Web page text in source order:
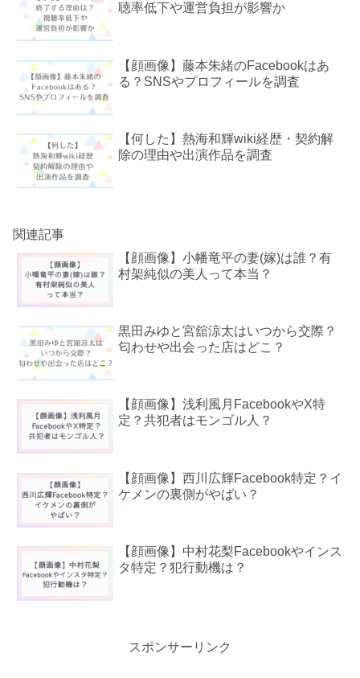
聴率低下や運営負担が影響か
【顔画像】藤本朱緒のFacebookはあ
る？SNSやプロフィールを調査
【何した】熱海和輝wiki経歴・契約解
除の理由や出演作品を調査
関連記事
【顔画像】小幡竜平の妻(嫁)は誰？有
村架純似の美人って本当？
黒田みゆと宮舘涼太はいつから交際？
匂わせや出会った店はどこ？
【顔画像】浅利風月FacebookやX特
定？共犯者はモンゴル人？
【顔画像】西川広輝Facebook特定？イ
ケメンの裏側がやばい？
【顔画像】中村花梨Facebookやインス
タ特定？犯行動機は？
スポンサーリンク